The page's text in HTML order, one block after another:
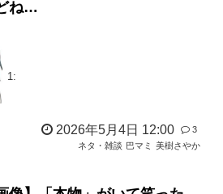
ね…
1:
2026年5月4日 12:00
3
ネタ・雑談 巴マミ 美樹さやか